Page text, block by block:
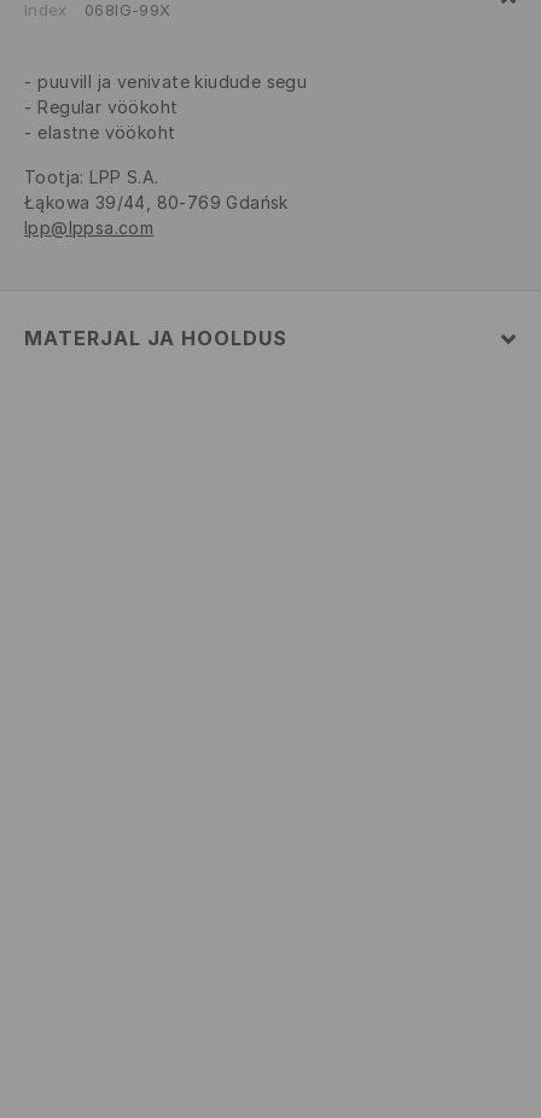
Index 068IG-99X
puuvill ja venivate kiudude segu
Regular vöökoht
elastne vöökoht
Tootja: LPP S.A.
Łąkowa 39/44, 80-769 Gdańsk
lpp@lppsa.com
MATERJAL JA HOOLDUS